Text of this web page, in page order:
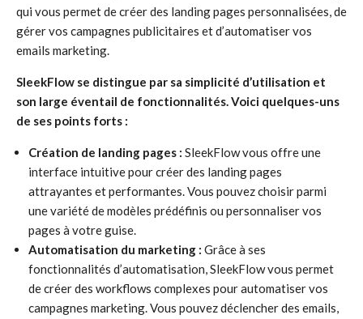
qui vous permet de créer des landing pages personnalisées, de
gérer vos campagnes publicitaires et d’automatiser vos
emails marketing.
SleekFlow se distingue par sa simplicité d’utilisation et
son large éventail de fonctionnalités. Voici quelques-uns
de ses points forts :
Création de landing pages : SleekFlow vous offre une
interface intuitive pour créer des landing pages
attrayantes et performantes. Vous pouvez choisir parmi
une variété de modèles prédéfinis ou personnaliser vos
pages à votre guise.
Automatisation du marketing : Grâce à ses
fonctionnalités d’automatisation, SleekFlow vous permet
de créer des workflows complexes pour automatiser vos
campagnes marketing. Vous pouvez déclencher des emails,